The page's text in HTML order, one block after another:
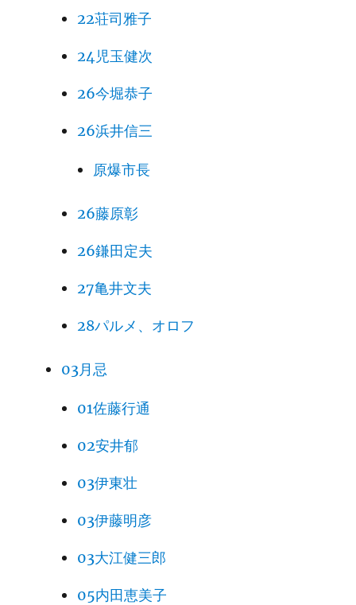
22荘司雅子
24児玉健次
26今堀恭子
26浜井信三
原爆市長
26藤原彰
26鎌田定夫
27亀井文夫
28パルメ、オロフ
03月忌
01佐藤行通
02安井郁
03伊東壮
03伊藤明彦
03大江健三郎
05内田恵美子